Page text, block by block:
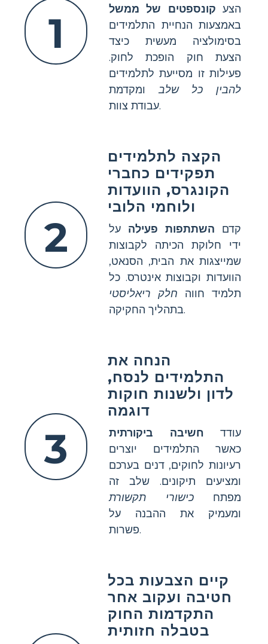
1 הצע קונספטים של ממשל
באמצעות הנחיית התלמידים
בסימולציה מעשית כיצד
הצעת חוק הופכת לחוק.
פעילות זו מסייעת לתלמידים
להבין כל שלב ומקדמת
עבודת צוות.
2
הקצה לתלמידים
תפקידים כחברי
הקונגרס, הוועדות
ולוחמי הלובי
קדם השתתפות פעילה על
ידי חלוקת הכיתה לקבוצות
שמייצגות את הבית, הסנאט,
הוועדות וקבוצות אינטרס. כל
תלמיד חווה חלק ריאליסטי
בתהליך החקיקה.
3
הנחה את
התלמידים לנסח,
לדון ולשנות חוקות
דוגמה
עודד חשיבה ביקורתית
כאשר התלמידים יוצרים
רעיונות לחוקים, דנים בערכם
ומציעים תיקונים. שלב זה
מפתחכישורי תקשורת
ומעמיק את ההבנה על
פשרות.
קיים הצבעות בכל
חטיבה ועקוב אחר
התקדמות החוק
בטבלה חזותית